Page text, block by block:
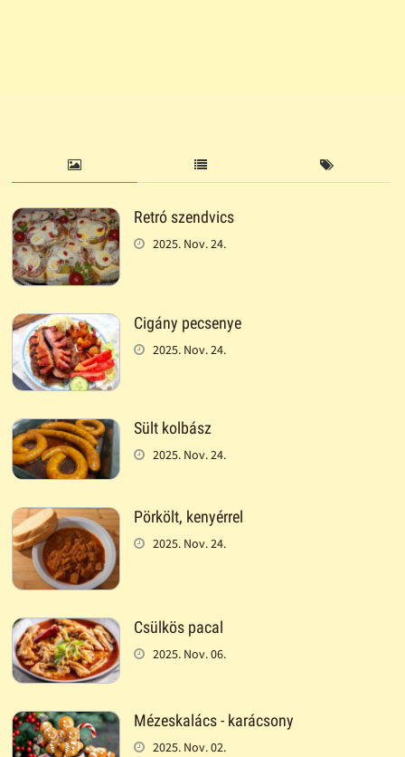
Retró szendvics
2025. Nov. 24.
Cigány pecsenye
2025. Nov. 24.
Sült kolbász
2025. Nov. 24.
Pörkölt, kenyérrel
2025. Nov. 24.
Csülkös pacal
2025. Nov. 06.
Mézeskalács - karácsony
2025. Nov. 02.